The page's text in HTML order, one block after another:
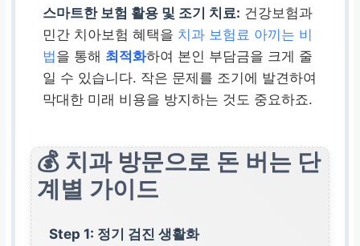
스마트한 보험 활용 및 조기 치료: 건강보험과
민간 치아보험 혜택을 치과 보험료 아끼는 비
법을 통해 최적화하여 본인 부담금을 크게 줄
일 수 있습니다. 작은 문제를 조기에 발견하여
막대한 미래 비용을 방지하는 것도 중요하죠.
💰 치과 방문으로 돈 버는 단
계별 가이드
Step 1: 정기 검진 생활화